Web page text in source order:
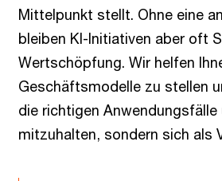
Mittelpunkt stellt. Ohne eine
bleiben KI-Initiativen aber oft
Wertschöpfung. Wir helfen
Geschäftsmodelle zu stellen
die richtigen
mitzuhalten, sondern sich als